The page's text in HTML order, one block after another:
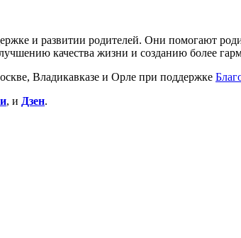
и развитии родителей. Они помогают
качества жизни и созданию более
Владикавказе и Орле при поддержке
, и Дзен.